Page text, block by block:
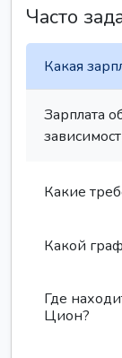
Часто
Какая
Зарплата
Какие
Какой
Где
Цион?